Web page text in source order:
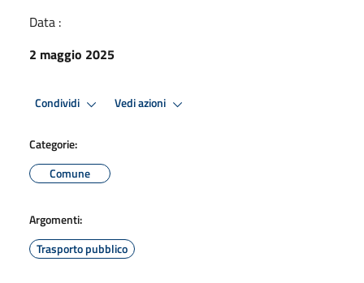
Data :
2 maggio 2025
Condividi Vedi azioni
Categorie:
Comune
Argomenti:
Trasporto pubblico